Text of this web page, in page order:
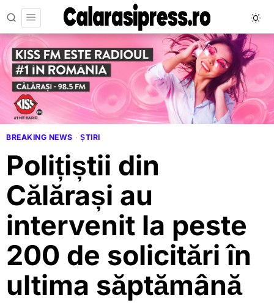
BREAKING NEWS · ȘTIRI
Polițiștii din
Călărași au
intervenit la peste
200 de solicitări în
ultima săptămână